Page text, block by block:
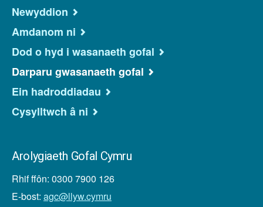
Newyddion
Amdanom ni
Dod o hyd i wasanaeth gofal
Darparu gwasanaeth gofal
Ein hadroddiadau
Cysylltwch â ni
Arolygiaeth Gofal Cymru
Rhif ffôn: 0300 7900 126
E-bost: agc@llyw.cymru